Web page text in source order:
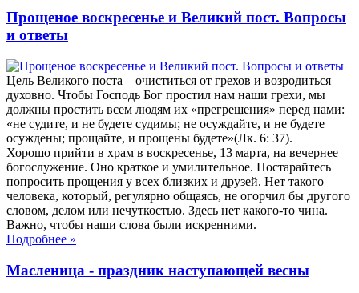
Прощеное воскресенье и Великий пост. Вопросы
и ответы
Цель Великого поста – очиститься от грехов и возродиться
духовно. Чтобы Господь Бог простил нам наши грехи, мы
должны простить всем людям их «прегрешения» перед нами:
«не судите, и не будете судимы; не осуждайте, и не будете
осуждены; прощайте, и прощены будете»(Лк. 6: 37).
Хорошо прийти в храм в воскресенье, 13 марта, на вечернее
богослужение. Оно краткое и умилительное. Постарайтесь
попросить прощения у всех близких и друзей. Нет такого
человека, который, регулярно общаясь, не огорчил бы другого
словом, делом или нечуткостью. Здесь нет какого-то чина.
Важно, чтобы наши слова были искренними.
Подробнее »
Масленица - праздник наступающей весны